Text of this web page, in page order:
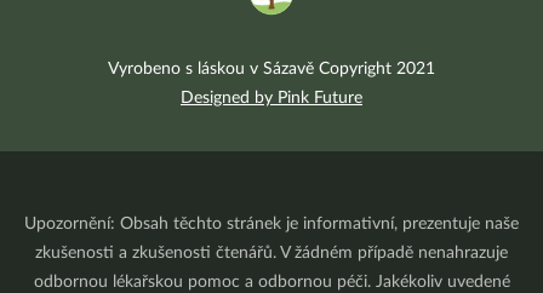
Vyrobeno s láskou v Sázavě Copyright 2021
Designed by Pink Future
Upozornění: Obsah těchto stránek je informativní, prezentuje naše
zkušenosti a zkušenosti čtenářů. V žádném případě nenahrazuje
odbornou lékařskou pomoc a odbornou péči. Jakékoliv uvedené